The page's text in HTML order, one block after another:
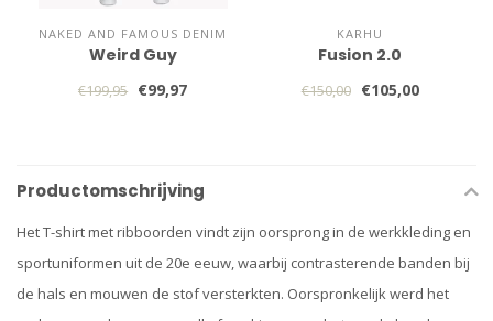
NAKED AND FAMOUS DENIM
Weird Guy
€199,95 €99,97
KARHU
Fusion 2.0
€150,00 €105,00
Productomschrijving
Het T-shirt met ribboorden vindt zijn oorsprong in de werkkleding en
sportuniformen uit de 20e eeuw, waarbij contrasterende banden bij
de hals en mouwen de stof versterkten. Oorspronkelijk werd het